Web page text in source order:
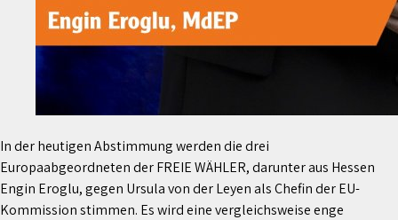
In der heutigen Abstimmung werden die drei
Europaabgeordneten der FREIE WÄHLER, darunter aus Hessen
Engin Eroglu, gegen Ursula von der Leyen als Chefin der EU-
Kommission stimmen. Es wird eine vergleichsweise enge